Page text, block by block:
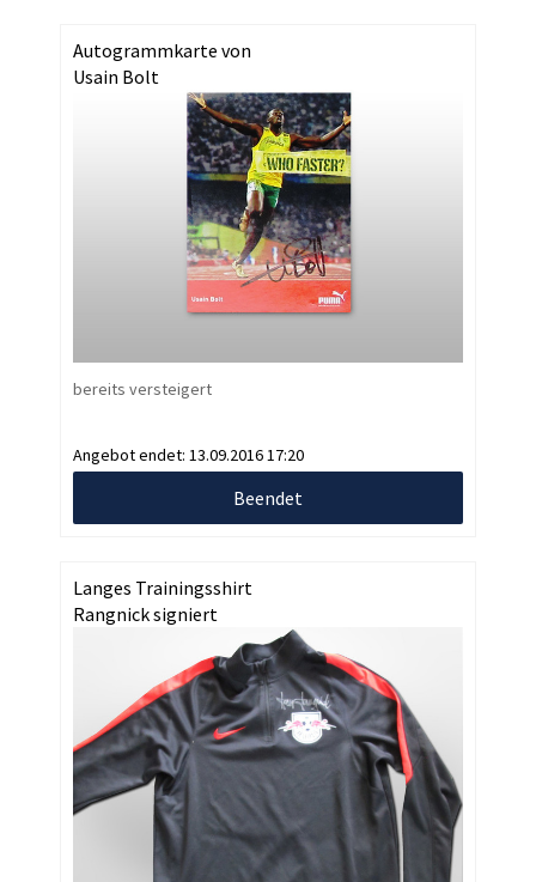
Autogrammkarte von
Usain Bolt
bereits versteigert
Angebot endet: 13.09.2016 17:20
Beendet
Langes Trainingsshirt
Rangnick signiert